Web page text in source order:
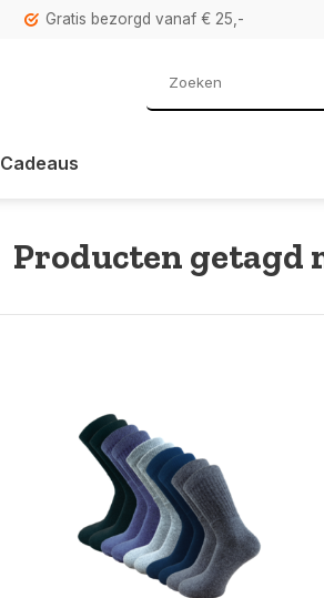
Gratis bezorgd vanaf € 25,-
Cadeaus
Producten getagd